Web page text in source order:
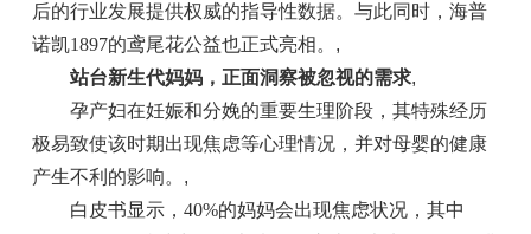
后的行业发展提供权威的指导性数据。与此同时，海普
诺凯1897的鸢尾花公益也正式亮相。 ,
站台新生代妈妈，正面洞察被忽视的需求,
孕产妇在妊娠和分娩的重要生理阶段，其特殊经历
极易致使该时期出现焦虑等心理情况，并对母婴的健康
产生不利的影响。 ,
白皮书显示，40%的妈妈会出现焦虑状况，其中